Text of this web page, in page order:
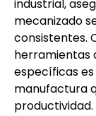
industrial,
mecanizado
consistentes.
herramientas
específicas
manufactura
productividad.